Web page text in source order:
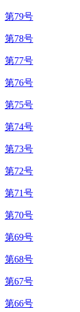
第79号
第78号
第77号
第76号
第75号
第74号
第73号
第72号
第71号
第70号
第69号
第68号
第67号
第66号